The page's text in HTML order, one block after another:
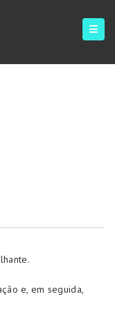
e, em seguida,